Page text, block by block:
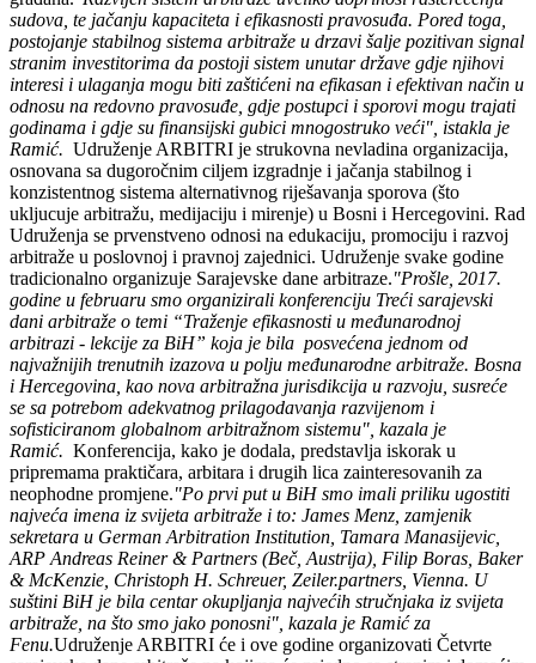
sudova, te jačanju kapaciteta i efikasnosti pravosuđa. Pored toga,
postojanje stabilnog sistema arbitraže u drzavi šalje pozitivan signal
stranim investitorima da postoji sistem unutar države gdje njihovi
interesi i ulaganja mogu biti zaštićeni na efikasan i efektivan način u
odnosu na redovno pravosuđe, gdje postupci i sporovi mogu trajati
godinama i gdje su finansijski gubici mnogostruko veći", istakla je
Ramić. Udruženje ARBITRI je strukovna nevladina organizacija,
osnovana sa dugoročnim ciljem izgradnje i jačanja stabilnog i
konzistentnog sistema alternativnog riješavanja sporova (što
ukljucuje arbitražu, medijaciju i mirenje) u Bosni i Hercegovini. Rad
Udruženja se prvenstveno odnosi na edukaciju, promociju i razvoj
arbitraže u poslovnoj i pravnoj zajednici. Udruženje svake godine
tradicionalno organizuje Sarajevske dane arbitraze."Prošle, 2017.
godine u februaru smo organizirali konferenciju Treći sarajevski
dani arbitraže o temi “Traženje efikasnosti u međunarodnoj
arbitrazi - lekcije za BiH” koja je bila posvećena jednom od
najvažnijih trenutnih izazova u polju međunarodne arbitraže. Bosna
i Hercegovina, kao nova arbitražna jurisdikcija u razvoju, susreće
se sa potrebom adekvatnog prilagodavanja razvijenom i
sofisticiranom globalnom arbitražnom sistemu", kazala je
Ramić. Konferencija, kako je dodala, predstavlja iskorak u
pripremama praktičara, arbitara i drugih lica zainteresovanih za
neophodne promjene."Po prvi put u BiH smo imali priliku ugostiti
najveća imena iz svijeta arbitraže i to: James Menz, zamjenik
sekretara u German Arbitration Institution, Tamara Manasijevic,
ARP Andreas Reiner & Partners (Beč, Austrija), Filip Boras, Baker
& McKenzie, Christoph H. Schreuer, Zeiler.partners, Vienna. U
suštini BiH je bila centar okupljanja najvećih stručnjaka iz svijeta
arbitraže, na što smo jako ponosni", kazala je Ramić za
Fenu.Udruženje ARBITRI će i ove godine organizovati Četvrte